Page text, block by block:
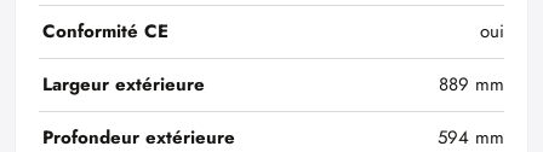
Conformité CE
oui
Largeur extérieure
889 mm
Profondeur extérieure
594 mm